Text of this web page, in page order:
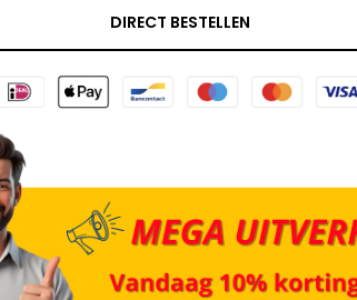
DIRECT BESTELLEN